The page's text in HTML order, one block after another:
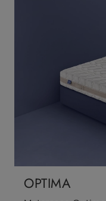
OPTIMA